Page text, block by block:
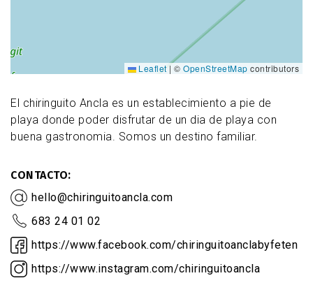
El chiringuito Ancla es un establecimiento a pie de
playa donde poder disfrutar de un dia de playa con
buena gastronomia. Somos un destino familiar.
CONTACTO
hello@chiringuitoancla.com
683 24 01 02
https://www.facebook.com/chiringuitoanclabyfeten
https://www.instagram.com/chiringuitoancla
Leaflet | © OpenStreetMap contributors